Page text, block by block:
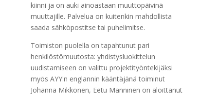
kiinni ja on auki ainoastaan muuttopäivinä
muuttajille. Palvelua on kuitenkin mahdollista
saada sähköpostitse tai puhelimitse.
Toimiston puolella on tapahtunut pari
henkilöstömuutosta: yhdistysluokittelun
uudistamiseen on valittu projektityöntekijäksi
myös AYY:n englannin kääntäjänä toiminut
Johanna Mikkonen, Eetu Manninen on aloittanut